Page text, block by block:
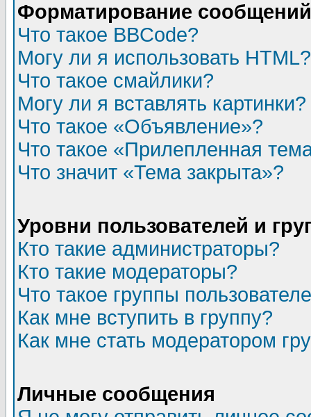
Форматирование
Что такое BBCode?
Могу ли я использовать HTML?
Что такое смайлики?
Могу ли я вставлять картинки?
Что такое «Объявление»?
Что такое «Прилепленная
Что значит «Тема закрыта»?
Уровни пользователей и
Кто такие администраторы?
Кто такие модераторы?
Что такое группы
Как мне вступить в группу?
Как мне стать модератором
Личные сообщения